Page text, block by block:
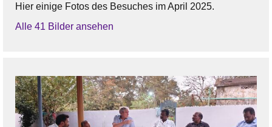
Hier einige Fotos des Besuches im April 2025.
Alle 41 Bilder ansehen